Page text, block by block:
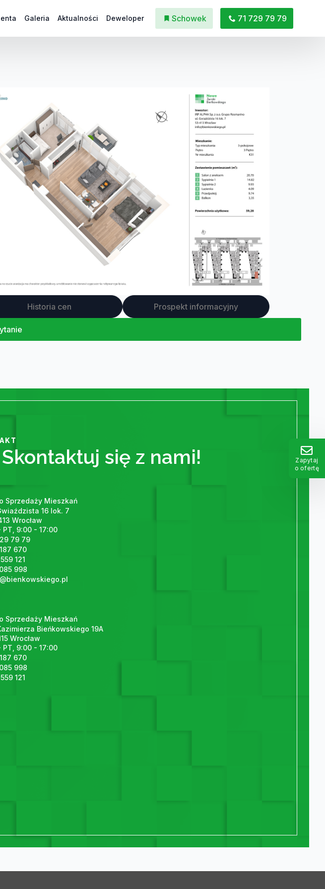
Galeria Aktualności Deweloper Schowek 71 729 79 79
Zapytaj
o ofertę
Historia cen Prospekt informacyjny
się z nami!
Sprzedaży Mieszkań
16 lok. 7
Wrocław
PT, 9:00 - 17:00
79 79
670
121
998
Sprzedaży Mieszkań
Bieńkowskiego 19A
Wrocław
PT, 9:00 - 17:00
670
998
121